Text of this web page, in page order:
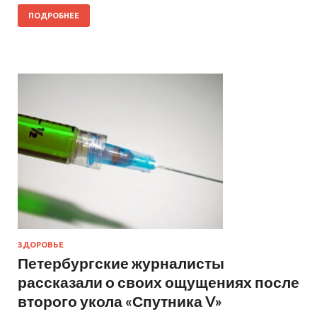
ПОДРОБНЕЕ
ЗДОРОВЬЕ
Петербургские журналисты
рассказали о своих ощущениях после
второго укола «Спутника V»